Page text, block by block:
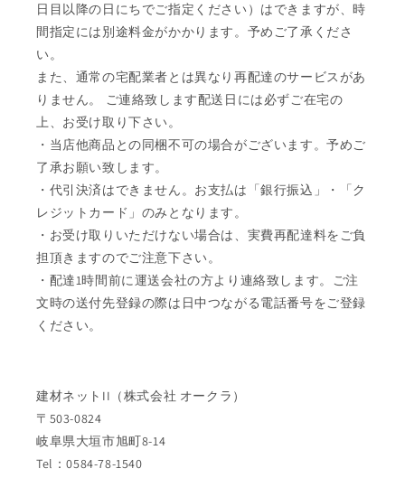
日目以降の日にちでご指定ください）はできますが、時
間指定には別途料金がかかります。予めご了承くださ
い。
また、通常の宅配業者とは異なり再配達のサービスがあ
りません。 ご連絡致します配送日には必ずご在宅の
上、お受け取り下さい。
・当店他商品との同梱不可の場合がございます。予めご
了承お願い致します。
・代引決済はできません。お支払は「銀行振込」・「ク
レジットカード」のみとなります。
・お受け取りいただけない場合は、実費再配達料をご負
担頂きますのでご注意下さい。
・配達1時間前に運送会社の方より連絡致します。ご注
文時の送付先登録の際は日中つながる電話番号をご登録
ください。
建材ネットII（株式会社 オークラ）
〒503-0824
岐阜県大垣市旭町8-14
Tel：0584-78-1540